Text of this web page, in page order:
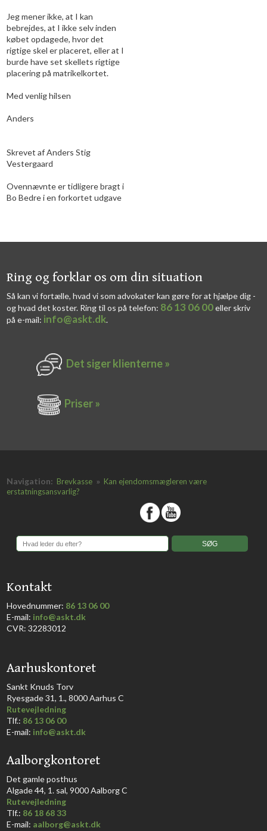
Jeg mener ikke, at I kan
bebrejdes, at I ikke selv inden
købet opdagede, hvor det
rigtige skel er placeret, eller at I
burde have set skellets rigtige
placering på matrikelkortet.
Med venlig hilsen
Anders
Skrevet af Anders Stig
Vestergaard
Ovennævnte er tidligere bragt i
Bo Bedre i en forkortet udgave
​​Ring og forklar os om din situation
Så kan vi fortælle, hvad vi som advokater kan gøre for at hjælpe dig -
og hvad det koster. Ring til os på telefon: 86 13 06 00eller skriv
på e-mail: info@askt.dk​.​
Det siger k​lienterne​ »
Priser »
Navigation: Brevkasse » Kan ejendomsmægleren være
erstatningsansvarlig?
​
​Kontakt
Hovednummer: 86 13 06 00
​E-mail: info@askt.dk
CVR: 32283012
​Aarhuskontoret
​Sankt Knuds Torv
Ryesgade 31, 1., 8000 Aarhus C​​​
Rutevejledning
​Tlf.: 86 13 06 00
E-mail: info@askt.dk
Aalborgkontoret
​Det gamle posthus
Algade 44, 1. sal, 9000 Aalborg C​
Rutevejledning
Tlf.: 86 18 68 33​
E-mail: aalborg@askt.dk​